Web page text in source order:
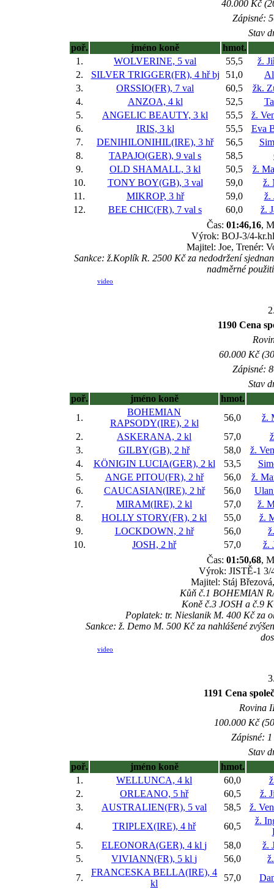
40.000 Kč
Zápisné:
Stav
poř.
jméno koně
hmot.
1.
WOLVERINE, 5 val 55,5
ž.
2.
SILVER TRIGGER(FR), 4 hřbj 51,0
3.
ORSSIO(FR), 7 val 60,5
žk.
4.
ANZOA, 4 kl 52,5
5.
ANGELIC BEAUTY, 3 kl 55,5
ž.
6.
IRIS, 3 kl 55,5
Eva
7.
DENIHILONIHIL(IRE), 3 hř 56,5
8.
TAPAJO(GER), 9 val s 58,5
9.
OLD SHAMALL, 3 kl 50,5
ž.
10.
TONY BOY(GB), 3 val 59,0
ž.
11.
MIKROP, 3 hř 59,0
ž.
12.
BEE CHIC(FR), 7 val s 60,0
ž.
Čas: 01:46,16,
Výrok: BOJ-3/4-
Majitel: Joe, Trenér:
Sankce: ž.Koplík R. 2500 Kč za nedodržení
nadměrné
video
1190 Cena
60.000 Kč
Zápisné:
Stav
poř.
jméno koně
hmot.
1.
BOHEMIAN
RAPSODY(IRE), 2 kl
56,0
ž.
2.
ASKERANA, 2 kl 57,0
3.
GILBY(GB), 2 hř 58,0
ž.
4.
KÖNIGIN LUCIA(GER), 2 kl 53,5
5.
ANGE PITOU(FR), 2 hř 56,0
ž.
6.
CAUCASIAN(IRE), 2 hř 56,0
7.
MIRAM(IRE), 2 kl 57,0
ž.
8.
HOLLY STORY(FR), 2 kl 55,0
ž.
9.
LOCKDOWN, 2 hř 56,0
10.
JOSH, 2 hř 57,0
ž.
Čas: 01:50,68,
Výrok: JISTĚ-1 3/
Majitel: Stáj
Kůň č.1 BOHEMIAN
Koně č.3 JOSH a č.9
Poplatek: tr. Nieslanik M. 400 Kč za
Sankce: ž. Demo M. 500 Kč za nahlášené
video
1191 Cena
Rovina
100.000 Kč
Zápisné:
Stav
poř.
jméno koně
hmot.
1.
WELLUNCA, 4 kl 60,0
2.
ORLEANO, 5 hř 60,5
ž.
3.
AUSTRALIEN(FR), 5 val 58,5
ž.
4.
TRIPLEX(IRE), 4 hř 60,5
ž.
5.
ELEONORA(GER), 4 kl j 58,0
ž.
5.
VIVIANN(FR), 5 kl j 56,0
7.
FRANCESKA BELLA(IRE), 4
kl
57,0